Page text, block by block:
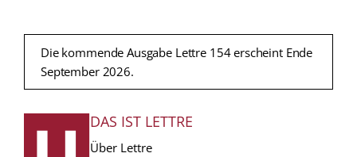
Die kommende Ausgabe Lettre 154 erscheint Ende
September 2026.
FUSSZEILE
DAS IST LETTRE
Über Lettre